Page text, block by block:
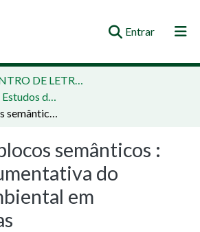
Entrar(current)
CLCH - CENTRO DE LETRAS E CIÊNCIAS HUMANAS
01 - Doutorado - Estudos da Linguagem
Teoria dos blocos semânticos : análise argumentativa do discurso ambiental em propagandas
semânticos :
do
em